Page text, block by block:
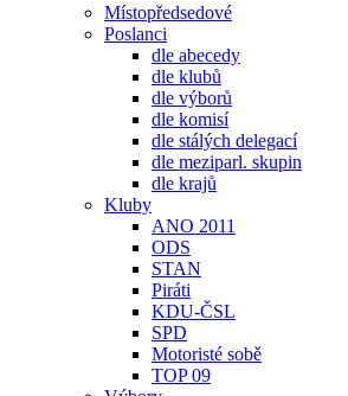
Místopředsedové
Poslanci
dle abecedy
dle klubů
dle výborů
dle komisí
dle stálých delegací
dle meziparl. skupin
dle krajů
Kluby
ANO 2011
ODS
STAN
Piráti
KDU-ČSL
SPD
Motoristé sobě
TOP 09